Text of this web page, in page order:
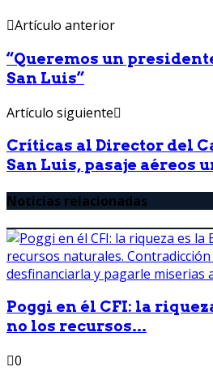
Artículo anterior
“Queremos un
San Luis”
Artículo siguiente
Críticas al Director del
San Luis, pasaje aéreos
Noticias relacionadas
Poggi en él CFI: la
no los recursos...
0